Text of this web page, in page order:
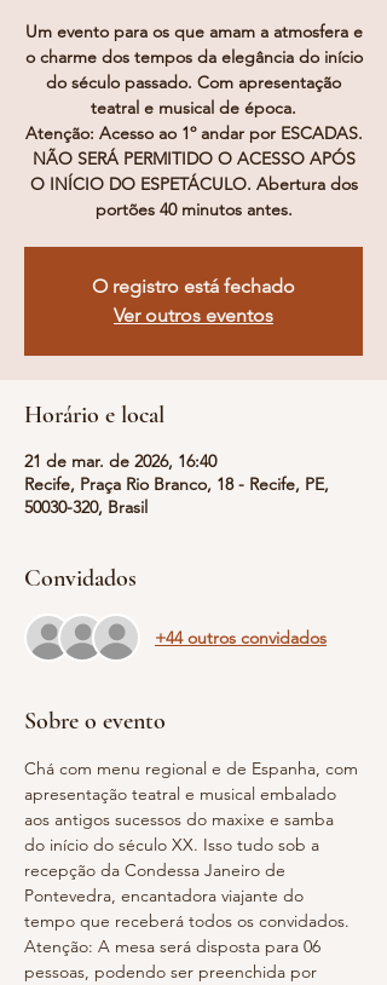
Um evento para os que amam a atmosfera e
o charme dos tempos da elegância do início
do século passado. Com apresentação
teatral e musical de época.
Atenção: Acesso ao 1º andar por ESCADAS.
NÃO SERÁ PERMITIDO O ACESSO APÓS
O INÍCIO DO ESPETÁCULO. Abertura dos
portões 40 minutos antes.
O registro está fechado
Ver outros eventos
Horário e local
21 de mar. de 2026, 16:40
Recife, Praça Rio Branco, 18 - Recife, PE,
50030-320, Brasil
Convidados
+44 outros convidados
Sobre o evento
Chá com menu regional e de Espanha, com
apresentação teatral e musical embalado
aos antigos sucessos do maxixe e samba
do início do século XX. Isso tudo sob a
recepção da Condessa Janeiro de
Pontevedra, encantadora viajante do
tempo que receberá todos os convidados.
Atenção: A mesa será disposta para 06
pessoas, podendo ser preenchida por